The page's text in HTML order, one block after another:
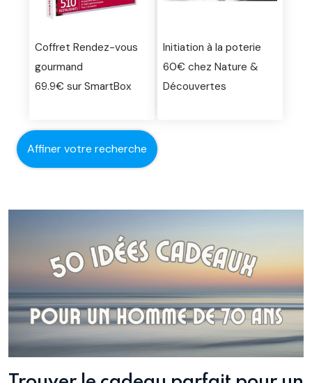
Coffret Rendez-vous
gourmand
69.9€ sur SmartBox
Initiation à la poterie
60€ chez Nature &
Découvertes
Affiner votre recherche